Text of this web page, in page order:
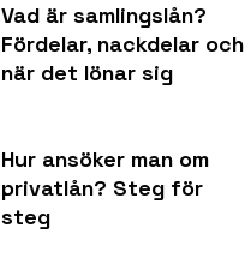
Vad är samlingslån?
Fördelar, nackdelar och
när det lönar sig
Hur ansöker man om
privatlån? Steg för
steg